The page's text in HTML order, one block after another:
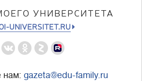
УНИВЕРСИТЕТА
UNIVERSITET.RU
нам: gazeta@edu-family.ru